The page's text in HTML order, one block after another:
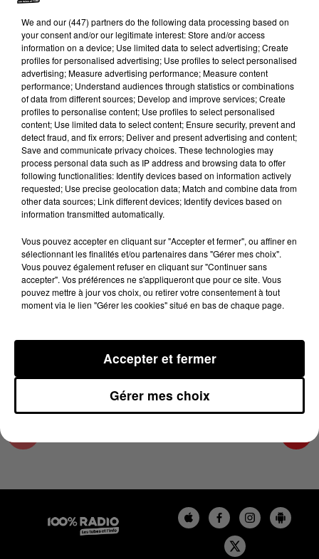
Lecture (1 min 14 sec)
100%
100% Radio l'agenda du Pays catalans
13 mai 2025 - 1 min 14 sec
L'AGENDA DU PAYS CATALANS DU 13/05/2025
À 10H41
L'agenda du Pays catalan
We and our (447) partnersdo the following data processing based on
your consent and/or our legitimate interest: Store and/or access
information on a device; Use limited data to select advertising; Create
profiles for personalised advertising; Use profiles to select personalised
advertising; Measure advertising performance; Measure content
performance; Understand audiences through statistics or combinations
of data from different sources; Develop and improve services; Create
profiles to personalise content; Use profiles to select personalised
content; Use limited data to select content; Ensure security, prevent and
detect fraud, and fix errors; Deliver and present advertising and content;
Save and communicate privacy choices. These technologies may
process personal data such as IP address and browsing data to offer
following functionalities: Identify devices based on information actively
requested; Use precise geolocation data; Match and combine data from
other data sources; Link different devices; Identify devices based on
information transmitted automatically.
Vous pouvez accepter en cliquant sur "Accepter et fermer", ou affiner en
sélectionnant les finalités et/ou partenaires dans "Gérer mes choix".
Vous pouvez également refuser en cliquant sur "Continuer sans
accepter". Vos préférences ne s'appliqueront que pour ce site. Vous
pouvez mettre à jour vos choix, ou retirer votre consentement à tout
moment via le lien "Gérer les cookies" situé en bas de chaque page.
Gérer mes choix
Accepter et fermer